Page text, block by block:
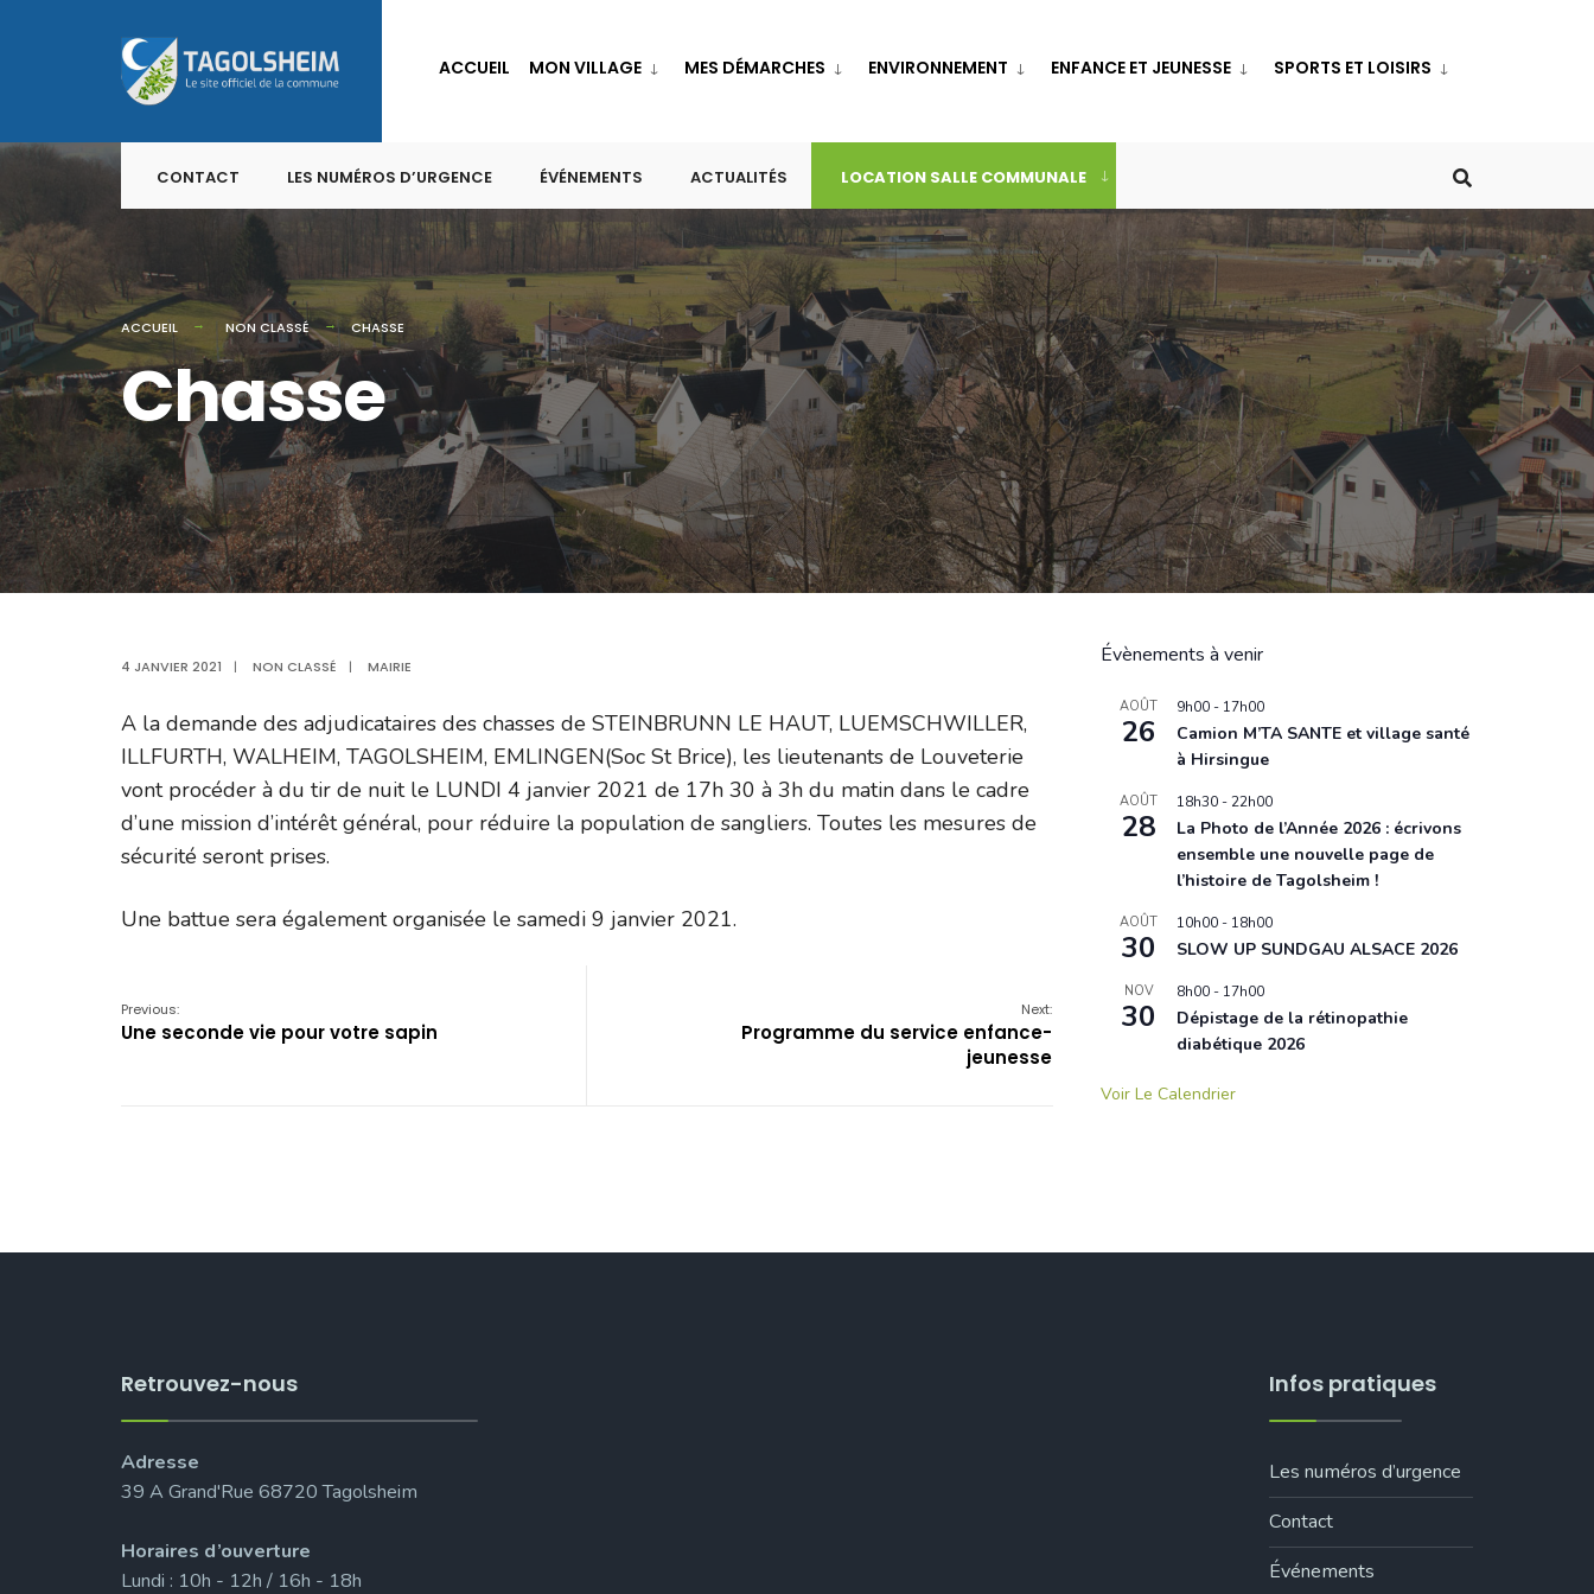
to
content
ACCUEIL MON VILLAGE MES DÉMARCHES ENVIRONNEMENT ENFANCE ET JEUNESSE SPORTS ET LOISIRS
CONTACT LES NUMÉROS D’URGENCE ÉVÉNEMENTS ACTUALITÉS LOCATION SALLE COMMUNALE
ACCUEIL NON CLASSÉ CHASSE
Chasse
4 JANVIER 2021 | NON CLASSÉ | MAIRIE
A la demande des adjudicataires des chasses de STEINBRUNN LE HAUT, LUEMSCHWILLER,
ILLFURTH, WALHEIM, TAGOLSHEIM, EMLINGEN(Soc St Brice), les lieutenants de Louveterie
vont procéder à du tir de nuit le LUNDI 4 janvier 2021 de 17h 30 à 3h du matin dans le cadre
d’une mission d’intérêt général, pour réduire la population de sangliers. Toutes les mesures de
sécurité seront prises.
Une battue sera également organisée le samedi 9 janvier 2021.
Previous:
Une seconde vie pour votre sapin
Next:
Programme du service enfance-
jeunesse
Évènements à venir
AOÛT
26
9h00 - 17h00
Camion M’TA SANTE et village santé
à Hirsingue
AOÛT
28
18h30 -22h00
La Photo de l’Année 2026 : écrivons
ensemble une nouvelle page de
l’histoire de Tagolsheim !
AOÛT
30
10h00 - 18h00
SLOW UP SUNDGAU ALSACE 2026
NOV
30
8h00 - 17h00
Dépistage de la rétinopathie
diabétique 2026
Voir Le Calendrier
Retrouvez-nous
Adresse
39 A Grand'Rue 68720 Tagolsheim
Horaires d’ouverture
Lundi : 10h - 12h / 16h - 18h
Infos pratiques
Les numéros d’urgence
Contact
Événements